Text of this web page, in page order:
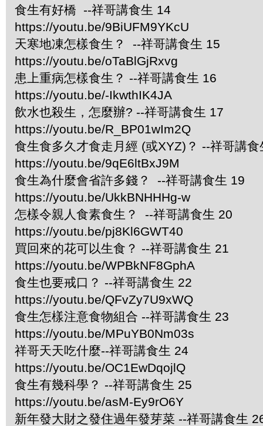
食生有好橋 --祥哥講食生 14
https://youtu.be/9BiUFM9YKcU
天寒地凍怎樣食生？ --祥哥講食生 15
https://youtu.be/oTaBlGjRxvg
患上重病怎樣食生？ --祥哥講食生 16
https://youtu.be/-IkwthIK4JA
飲水也殺生，怎麼辦? --祥哥講食生 17
https://youtu.be/R_BP01wIm2Q
食生食多久才食走月經 (或XYZ)？ --祥哥講食
https://youtu.be/9qE6ltBxJ9M
食生為什麼會省許多錢？ --祥哥講食生 19
https://youtu.be/UkkBNHHHg-w
怎樣令親人食素食生？ --祥哥講食生 20
https://youtu.be/pj8Kl6GWT40
買回來的花可以生食？ --祥哥講食生 21
https://youtu.be/WPBkNF8GphA
食生也要戒口？ --祥哥講食生 22
https://youtu.be/QFvZy7U9xWQ
食生怎樣注意食物組合 --祥哥講食生 23
https://youtu.be/MPuYB0Nm03s
祥哥天天吃什麼--祥哥講食生 24
https://youtu.be/OC1EwDqojlQ
食生有幾科學？ --祥哥講食生 25
https://youtu.be/asM-Ey9rO6Y
新年發大財之發住過年發芽菜 --祥哥講食生